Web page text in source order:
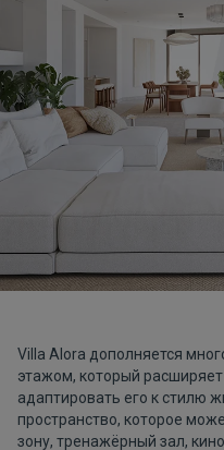
Villa Alora дополняется
этажом, который
адаптировать его к стилю
пространство, которое
зону, тренажёрный зал,